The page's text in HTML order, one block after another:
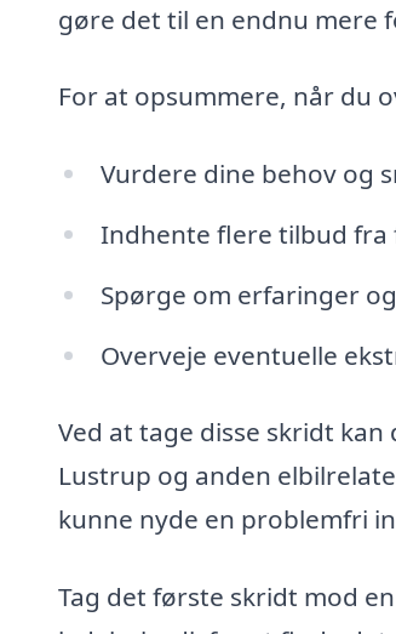
gøre det til en endnu mere
For at opsummere, når du
Vurdere dine behov og
Indhente flere tilbud fra
Spørge om erfaringer
Overveje eventuelle
Ved at tage disse skridt
Lustrup og anden
kunne nyde en problemfri
Tag det første skridt mod